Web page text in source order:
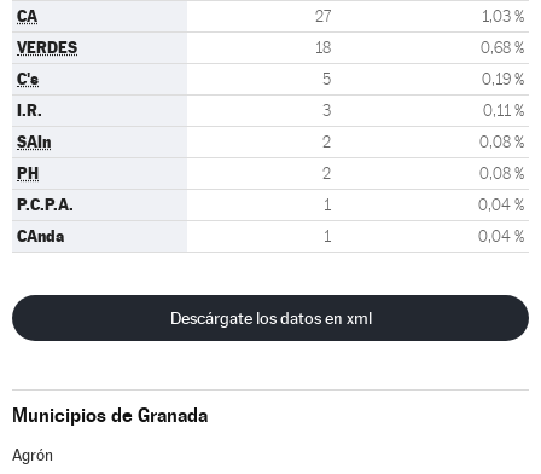
CA 27 1,03 %
VERDES 18 0,68 %
C's 5 0,19 %
I.R. 3 0,11 %
SAIn 2 0,08 %
PH 2 0,08 %
P.C.P.A. 1 0,04 %
CAnda 1 0,04 %
Descárgate los datos en xml
Municipios de Granada
Agrón